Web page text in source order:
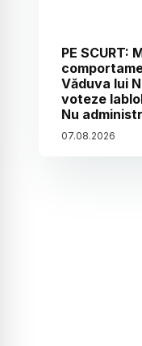
PE SCURT:
Văduva lui
voteze
Nu
07.08.2026